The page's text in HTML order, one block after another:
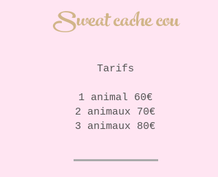
Sweat cache cou
Tarifs
1 animal 60€
2 animaux 70€
3 animaux 80€